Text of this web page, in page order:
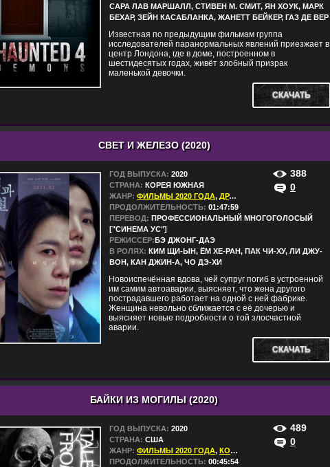
САРА ЛАВ МАРШАЛЛ, СТИВЕН М. СМИТ, ЯН ХОУК, МАРК
БЕХАР, ЗЕЙН КАСАБЛАНКА, ЖАНЕТТ БЕЙКЕР, ГАЗ ДЕ ВЕР
Известная по предыдущим фильмам группа
исследователей паранормальных явлений приезжает в
центр Лондона, где в доме, построенном в
шестидесятых годах, живёт злобный призрак
маленькой девочки.
СКАЧАТЬ
СВЕТ И ЖЕЛЕЗО (2020)
388
0
ГОД ВЫПУСКА: 2020
СТРАНА: КОРЕЯ ЮЖНАЯ
ЖАНР: ФИЛЬМЫ 2020 ГОДА, ДРАМЫ
ПРОДОЛЖИТЕЛЬНОСТЬ: 01:47:59
ПЕРЕВОД: ПРОФЕССИОНАЛЬНЫЙ МНОГОГОЛОСЫЙ
["СИНЕМА УС"]
РЕЖИССЕР:БЭ ДЖОНГ-ДАЭ
В РОЛЯХ: КИМ ЩИ-ЫН, ЁМ ХЕ-РАН, ПАК ЧИ-ХУ, ЛИ ДЖУ-
ВОН, КАН ДЖИН-А, ЧО ДЭ-ХИ
Новоиспечённая вдова, чей супруг погиб в устроенной
им самим автоаварии, выясняет, что жена другого
пострадавшего работает на одной с ней фабрике.
Женщина невольно сближается с её дочерью и
выясняет новые подробности о той злосчастной
аварии.
СКАЧАТЬ
БАЙКИ ИЗ МОГИЛЫ (2020)
489
0
ГОД ВЫПУСКА: 2020
СТРАНА: США
ЖАНР: ФИЛЬМЫ 2020 ГОДА, КОМЕДИИ
УЖАСЫ
ПРОДОЛЖИТЕЛЬНОСТЬ: 00:45:54